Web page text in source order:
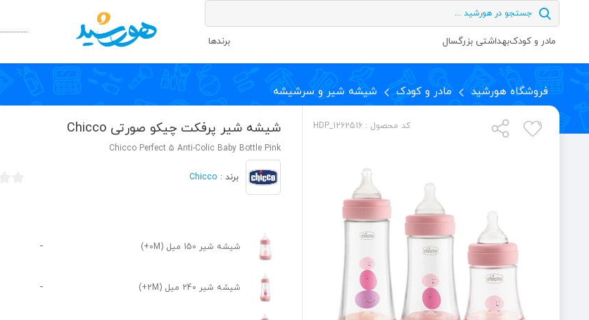
مادر و کودکبهداشتی بزرگسال برندها
فروشگاه هورشید مادر و کودک شیشه شیر و سرشیشه
کد محصول : HDP_1262516 شیشه شیر پرفکت چیکو صورتی Chicco
Chicco Perfect 5 Anti-Colic Baby Bottle Pink
برند : Chicco
شیشه شیر 150 میل (0M+) -
شیشه شیر 240 میل (2M+) -